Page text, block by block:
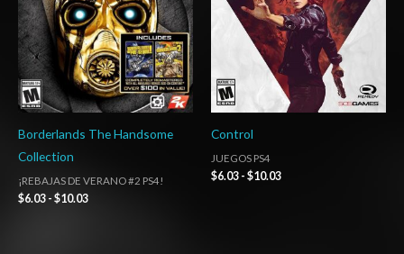
Borderlands The Handsome
Collection
¡REBAJAS DE VERANO #2 PS4!
$6.03 - $10.03
Control
JUEGOS PS4
$6.03 - $10.03